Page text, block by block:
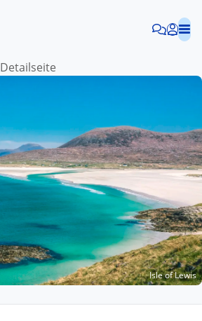
Detailseite
Isle of Lewis